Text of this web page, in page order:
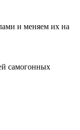
и меняем их на
самогонных